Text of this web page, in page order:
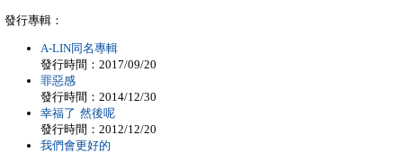
發行專輯：
A-LIN同名專輯
發行時間：2017/09/20
罪惡感
發行時間：2014/12/30
幸福了 然後呢
發行時間：2012/12/20
我們會更好的